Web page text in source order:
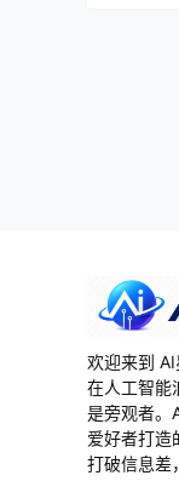
欢迎来到 AI
在人工智能
是旁观者。
爱好者打造
打破信息差